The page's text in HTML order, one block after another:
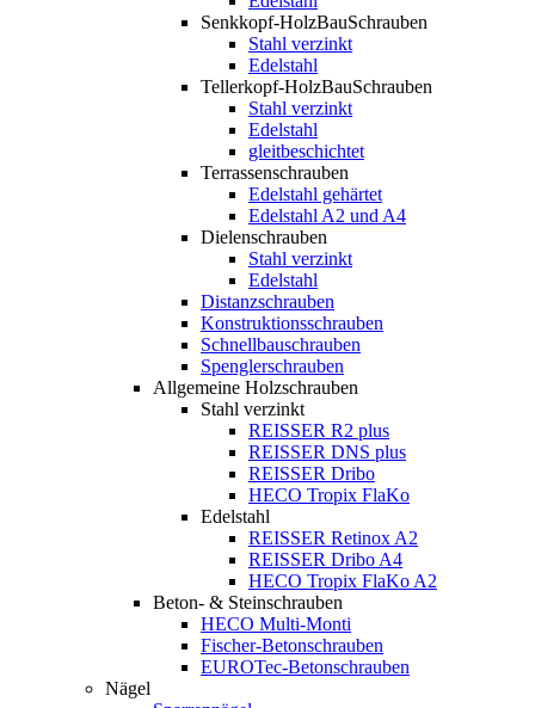
Senkkopf-HolzBauSchrauben
Stahl verzinkt
Edelstahl
Tellerkopf-HolzBauSchrauben
Stahl verzinkt
Edelstahl
gleitbeschichtet
Terrassenschrauben
Edelstahl gehärtet
Edelstahl A2 und A4
Dielenschrauben
Stahl verzinkt
Edelstahl
Distanzschrauben
Konstruktionsschrauben
Schnellbauschrauben
Spenglerschrauben
Allgemeine Holzschrauben
Stahl verzinkt
REISSER R2 plus
REISSER DNS plus
REISSER Dribo
HECO Tropix FlaKo
Edelstahl
REISSER Retinox A2
REISSER Dribo A4
HECO Tropix FlaKo A2
Beton- & Steinschrauben
HECO Multi-Monti
Fischer-Betonschrauben
EUROTec-Betonschrauben
Nägel